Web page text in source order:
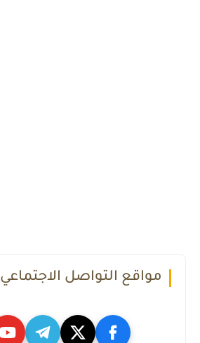
مواقع التواصل الاجتماعي